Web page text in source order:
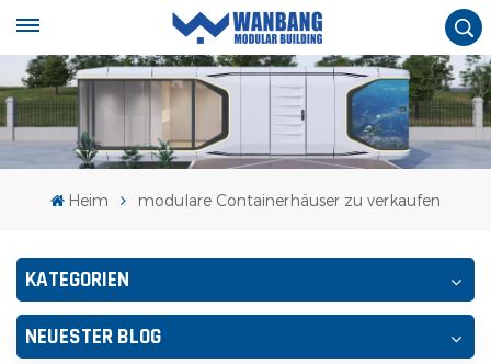
Heim modulare Containerhäuser zu verkaufen
KATEGORIEN
NEUESTER BLOG